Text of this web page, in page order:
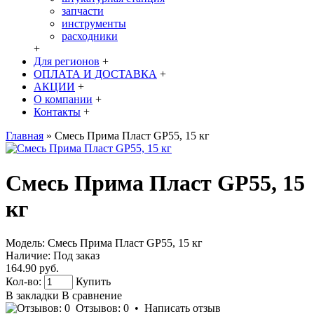
запчасти
инструменты
расходники
+
Для регионов +
ОПЛАТА И ДОСТАВКА +
АКЦИИ +
О компании +
Контакты +
Главная » Смесь Прима Пласт GP55, 15 кг
Смесь Прима Пласт GP55, 15
кг
Модель: Смесь Прима Пласт GP55, 15 кг
Наличие: Под заказ
164.90 руб.
Кол-во:
Купить
В закладки В сравнение
Отзывов: 0 • Написать отзыв